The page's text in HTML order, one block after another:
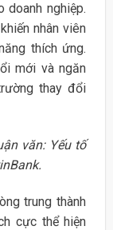
doanh nghiệp.
nhân viên
thích ứng.
mới và ngăn
thay đổi
văn: Yếu tố
trung thành
cực thể hiện